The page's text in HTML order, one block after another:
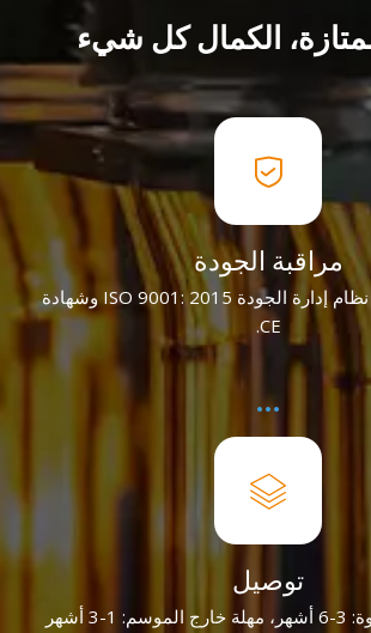
الكمال كل شيء
مراقبة الجودة
تتوافق الآلات مع نظام إدارة الجودة ISO 9001: 2015 وشهادة
CE.
توصيل
أشهر